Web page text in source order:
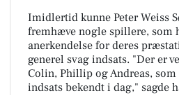
Imidlertid kunne Peter Weiss
fremhæve nogle spillere, som
anerkendelse for deres
generel svag indsats. "Der er
Colin, Phillip og Andreas,
indsats bekendt i dag," sagde